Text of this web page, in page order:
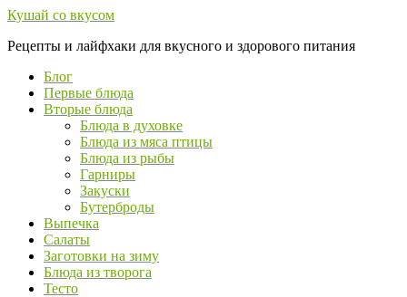
Перейти
контенту
Кушай со вкусом
Рецепты и лайфхаки для вкусного и здорового питания
Блог
Первые блюда
Вторые блюда
Блюда в духовке
Блюда из мяса птицы
Блюда из рыбы
Гарниры
Закуски
Бутерброды
Выпечка
Салаты
Заготовки на зиму
Блюда из творога
Тесто